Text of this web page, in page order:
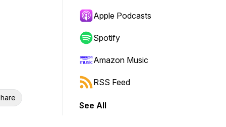
Apple Podcasts
Spotify
Amazon Music
RSS Feed
See All